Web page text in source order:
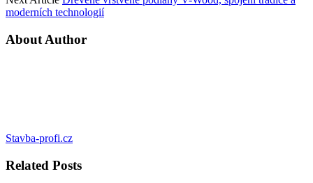
moderních technologií
About Author
Stavba-profi.cz
Related Posts